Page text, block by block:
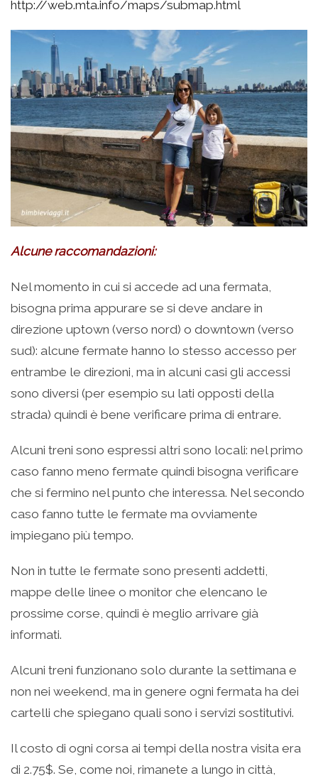
http://web.mta.info/maps/submap.html
Alcune raccomandazioni:
Nel momento in cui si accede ad una fermata,
bisogna prima appurare se si deve andare in
direzione uptown (verso nord) o downtown (verso
sud): alcune fermate hanno lo stesso accesso per
entrambe le direzioni, ma in alcuni casi gli accessi
sono diversi (per esempio su lati opposti della
strada) quindi è bene verificare prima di entrare.
Alcuni treni sono espressi altri sono locali: nel primo
caso fanno meno fermate quindi bisogna verificare
che si fermino nel punto che interessa. Nel secondo
caso fanno tutte le fermate ma ovviamente
impiegano più tempo.
Non in tutte le fermate sono presenti addetti,
mappe delle linee o monitor che elencano le
prossime corse, quindi è meglio arrivare già
informati.
Alcuni treni funzionano solo durante la settimana e
non nei weekend, ma in genere ogni fermata ha dei
cartelli che spiegano quali sono i servizi sostitutivi.
Il costo di ogni corsa ai tempi della nostra visita era
di 2.75$. Se, come noi, rimanete a lungo in città,